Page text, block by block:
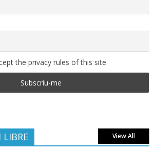
the privacy rules of this site
View All